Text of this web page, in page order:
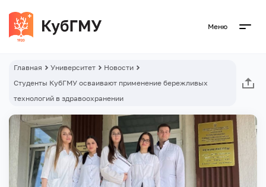
Меню
Главная Университет
Новости
Студенты КубГМУ осваивают применение бережливых
технологий в здравоохранении